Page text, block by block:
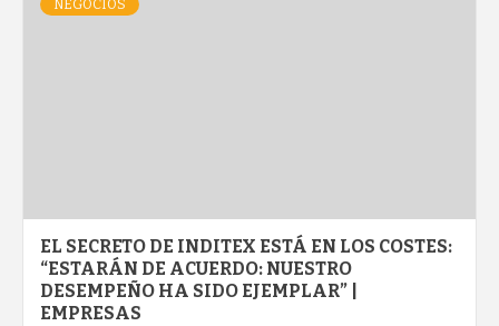
NEGOCIOS
EL SECRETO DE INDITEX ESTÁ EN LOS COSTES:
“ESTARÁN DE ACUERDO: NUESTRO
DESEMPEÑO HA SIDO EJEMPLAR” |
EMPRESAS